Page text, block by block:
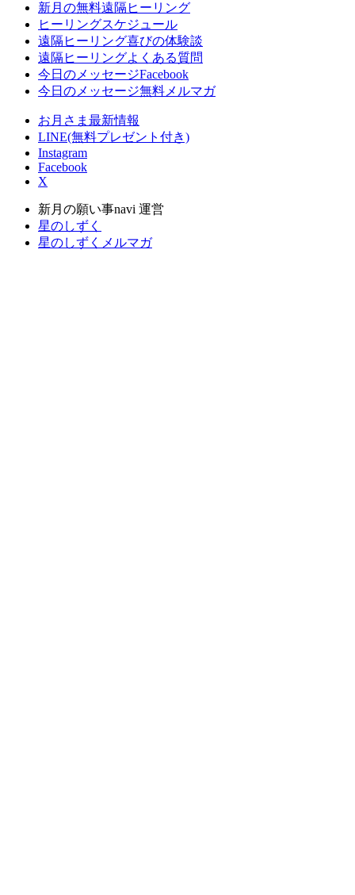
新月の無料遠隔ヒーリング
ヒーリングスケジュール
遠隔ヒーリング喜びの体験談
遠隔ヒーリングよくある質問
今日のメッセージFacebook
今日のメッセージ無料メルマガ
お月さま最新情報
LINE(無料プレゼント付き)
Instagram
Facebook
X
新月の願い事navi 運営
星のしずく
星のしずくメルマガ